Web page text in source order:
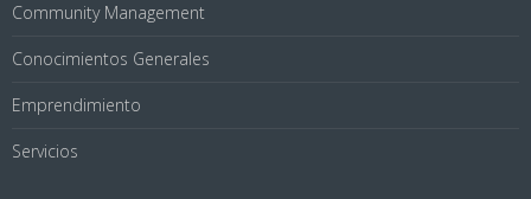
Community Management
Conocimientos Generales
Emprendimiento
Servicios